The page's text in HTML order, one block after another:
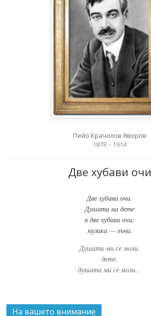
Пейо Крачолов Яворов
1878 – 1914
Две хубави очи
Две хубави очи.
Душата на дете
в две хубави очи;
музика — лъчи.
Душата ми се моли,
дете,
душата ми се моли...
На вашето внимание